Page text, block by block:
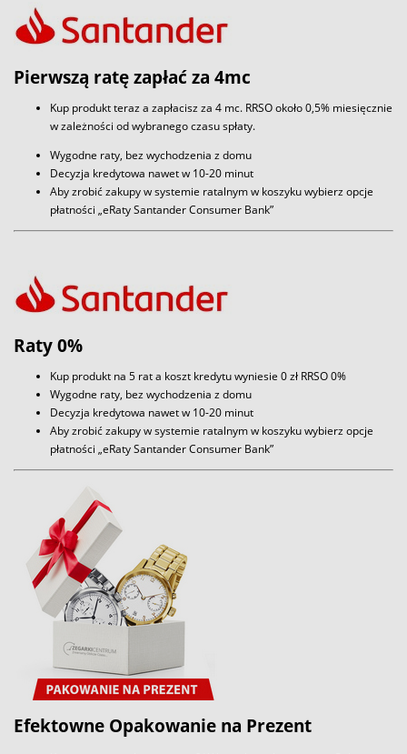
Pierwszą ratę zapłać za 4mc
Kup produkt teraz a zapłacisz za 4 mc. RRSO około 0,5% miesięcznie
w zależności od wybranego czasu spłaty.
Wygodne raty, bez wychodzenia z domu
Decyzja kredytowa nawet w 10-20 minut
Aby zrobić zakupy w systemie ratalnym w koszyku wybierz opcje
płatności „eRaty Santander Consumer Bank”
Raty 0%
Kup produkt na 5 rat a koszt kredytu wyniesie 0 zł RRSO 0%
Wygodne raty, bez wychodzenia z domu
Decyzja kredytowa nawet w 10-20 minut
Aby zrobić zakupy w systemie ratalnym w koszyku wybierz opcje
płatności „eRaty Santander Consumer Bank”
Efektowne Opakowanie na Prezent